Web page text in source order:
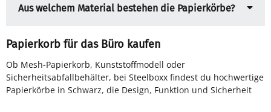
Aus welchem Material bestehen die Papierkörbe?
Papierkorb für das Büro kaufen
Ob Mesh-Papierkorb, Kunststoffmodell oder
Sicherheitsabfallbehälter, bei Steelboxx findest du hochwertige
Papierkörbe in Schwarz, die Design, Funktion und Sicherheit
perfekt vereinen. Ideal für Büro, Empfangsbereich oder Home-